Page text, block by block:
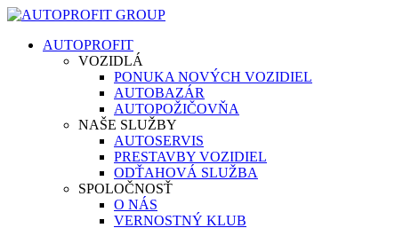
AUTOPROFIT
VOZIDLÁ
PONUKA NOVÝCH VOZIDIEL
AUTOBAZÁR
AUTOPOŽIČOVŇA
NAŠE SLUŽBY
AUTOSERVIS
PRESTAVBY VOZIDIEL
ODŤAHOVÁ SLUŽBA
SPOLOČNOSŤ
O NÁS
VERNOSTNÝ KLUB